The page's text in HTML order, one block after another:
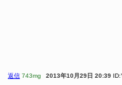
返信 743mg 2013年10月29日 20:39